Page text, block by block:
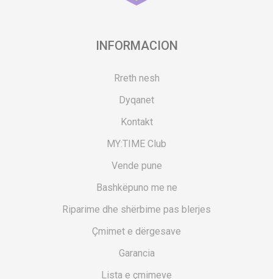
INFORMACION
Rreth nesh
Dyqanet
Kontakt
MY:TIME Club
Vende pune
Bashkëpuno me ne
Riparime dhe shërbime pas blerjes
Çmimet e dërgesave
Garancia
Lista e çmimeve